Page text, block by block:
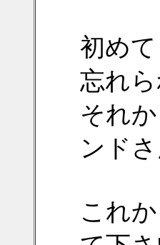
初め
忘れら
それ
ンド
これ